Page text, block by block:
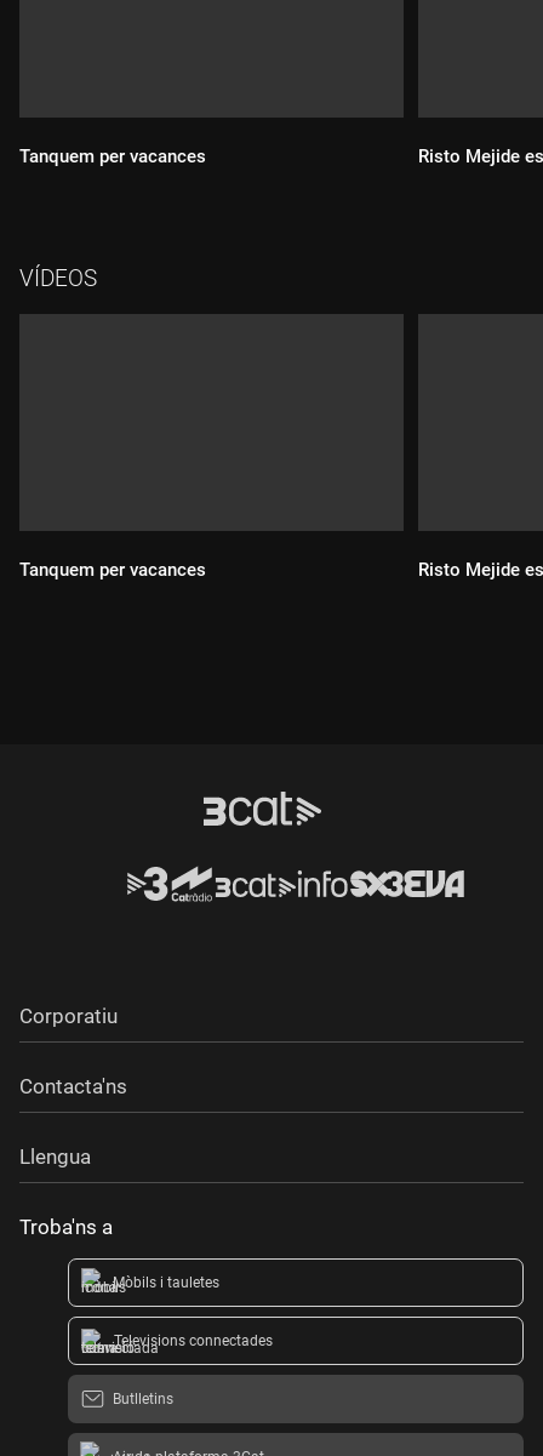
Tanquem per vacances Risto Mejide
VÍDEOS
Tanquem per vacances Risto Mejide
Corporatiu
Contacta'ns
Llengua
Troba'ns a
Mòbils i tauletes
Televisions connectades
Butlletins